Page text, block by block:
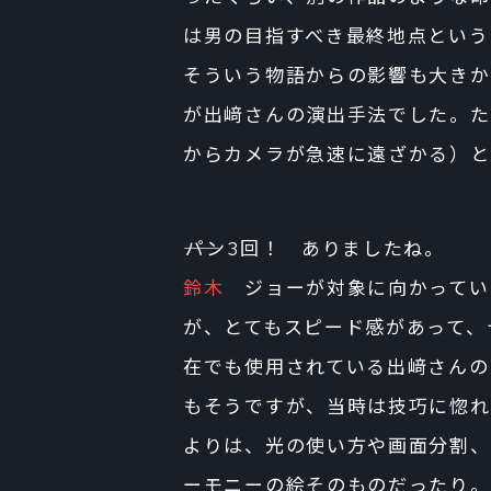
は男の目指すべき最終地点とい
そういう物語からの影響も大き
が出﨑さんの演出手法でした。
からカメラが急速に遠ざかる）
――パン3回！ ありましたね。
鈴木 ジョーが対象に向かって
が、とてもスピード感があって
在でも使用されている出﨑さん
もそうですが、当時は技巧に惚
よりは、光の使い方や画面分割
ーモニーの絵そのものだったり